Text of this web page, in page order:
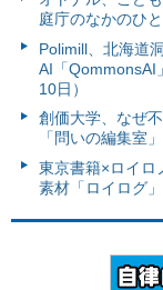
庭庁のなかのひ
Polimill、北海道
AI「QommonsAI
10日）
創価大学、なぜ
「問いの編集室
東京書籍×ロイロ
素材「ロイログ